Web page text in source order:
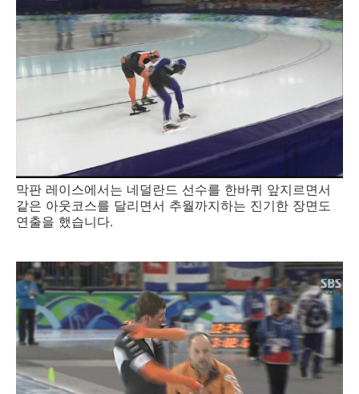
막판 레이스에서는 네덜란드 선수를 한바퀴 앞지르면서
같은 아웃코스를 달리면서 추월까지하는 진기한 장면도
연출을 했습니다.